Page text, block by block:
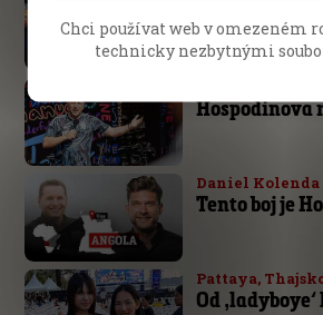
Hospodinova
Daniel Kolenda
Tento boj je
Pattaya,
Od
Chci používat web v omezeném
technicky nezbytnými